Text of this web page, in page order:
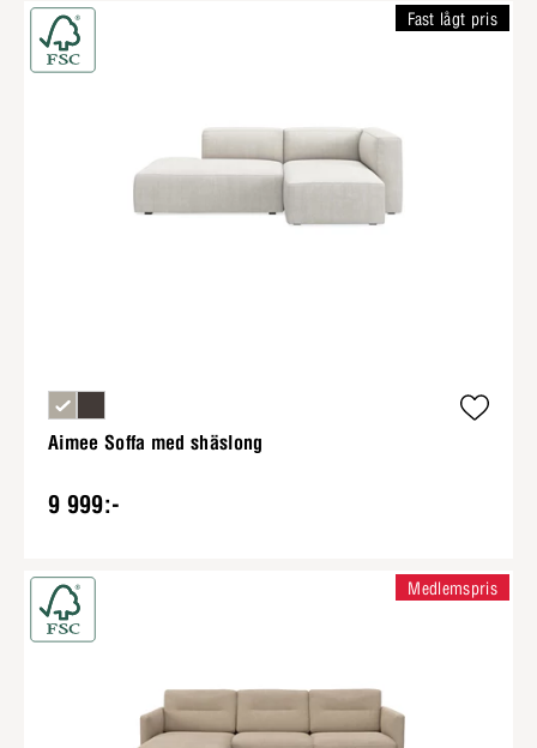
Aimee Soffa med shäslong
9 999:-
Fast lågt pris
Medlemspris